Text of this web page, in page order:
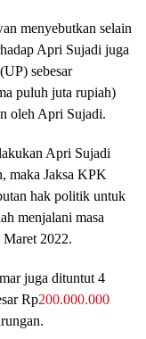
menyebutkan selain
Apri Sujadi juga
sebesar
puluh juta rupiah)
oleh Apri Sujadi.
Apri Sujadi
maka Jaksa KPK
hak politik untuk
menjalani masa
2022.
juga dituntut 4
Rp200.000.000